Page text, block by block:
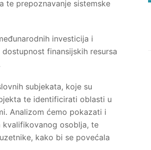
te prepoznavanje sistemske
investicija i
finansijskih resursa
subjekata, koje su
te identificirati oblasti u
Analizom ćemo pokazati i
kvalifikovanog osoblja, te
kako bi se povećala